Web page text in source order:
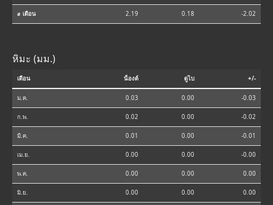
⌀ เดือน 2.19 0.18 -2.02
หิมะ (มม.)
เดือน น็องต์ ดูไบ +/-
ม.ค. 0.03 0.00 -0.03
ก.พ. 0.02 0.00 -0.02
มี.ค. 0.01 0.00 -0.01
เม.ย. 0.00 0.00 -0.00
พ.ค. 0.00 0.00 0.00
มิ.ย. 0.00 0.00 0.00